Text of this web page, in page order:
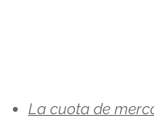
La cuota de